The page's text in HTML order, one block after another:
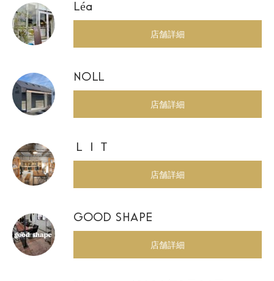
Léa
店舗詳細
NOLL
店舗詳細
ＬＩＴ
店舗詳細
GOOD SHAPE
店舗詳細